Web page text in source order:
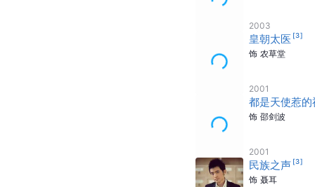
2003
皇朝太医 [3]
饰 农草堂
2001
都是天使惹的
饰 邵剑波
2001
民族之声 [3]
饰 聂耳